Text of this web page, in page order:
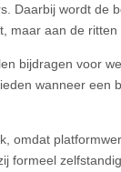
Daarbij wordt de
maar aan de
bijdragen voor
wanneer een
omdat
formeel